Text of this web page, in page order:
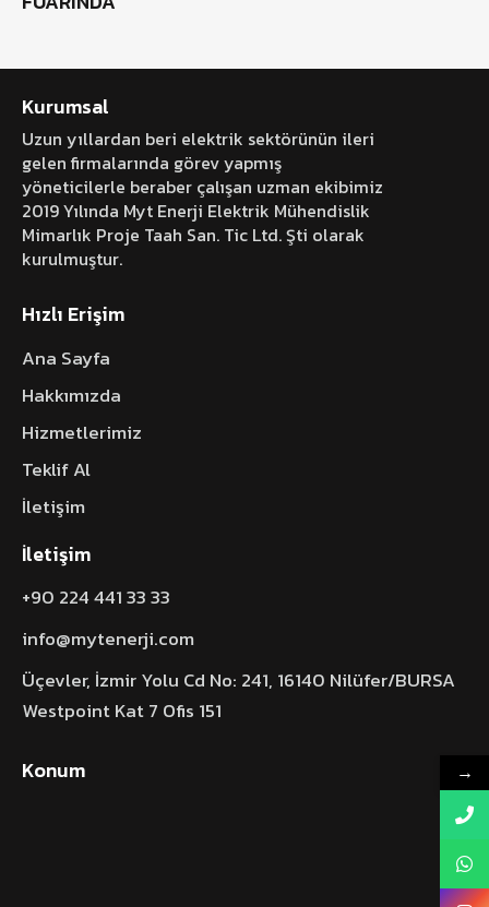
Kurumsal
Uzun yıllardan beri elektrik sektörünün ileri
gelen firmalarında görev yapmış
yöneticilerle beraber çalışan uzman ekibimiz
2019 Yılında Myt Enerji Elektrik Mühendislik
Mimarlık Proje Taah San. Tic Ltd. Şti olarak
kurulmuştur.
Hızlı Erişim
Ana Sayfa
Hakkımızda
Hizmetlerimiz
Teklif Al
İletişim
İletişim
+90 224 441 33 33
info@mytenerji.com
Üçevler, İzmir Yolu Cd No: 241, 16140 Nilüfer/BURSA
Westpoint Kat 7 Ofis 151
Konum →